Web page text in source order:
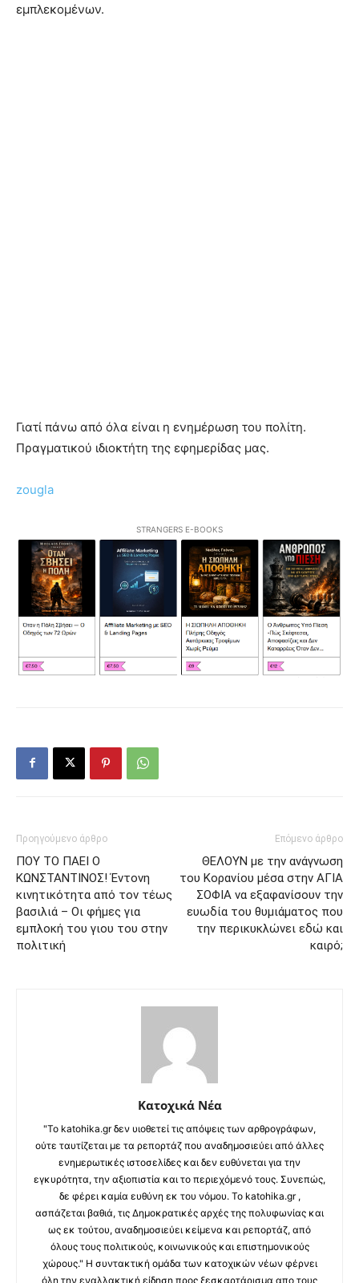
εμπλεκομένων.
Γιατί πάνω από όλα είναι η ενημέρωση του πολίτη.
Πραγματικού ιδιοκτήτη της εφημερίδας μας.
zougla
STRANGERS E-BOOKS
Προηγούμενο άρθρο
ΠΟΥ ΤΟ ΠΑΕΙ Ο
ΚΩΝΣΤΑΝΤΙΝΟΣ! Έντονη
κινητικότητα από τον τέως
βασιλιά – Οι φήμες για
εμπλοκή του γιου του στην
πολιτική
Επόμενο άρθρο
ΘΕΛΟΥΝ με την ανάγνωση
του Κορανίου μέσα στην ΑΓΙΑ
ΣΟΦΙΑ να εξαφανίσουν την
ευωδία του θυμιάματος που
την περικυκλώνει εδώ και
καιρό;
Κατοχικά Νέα
"Το katohika.gr δεν υιοθετεί τις απόψεις των αρθρογράφων,
ούτε ταυτίζεται με τα ρεπορτάζ που αναδημοσιεύει από άλλες
ενημερωτικές ιστοσελίδες και δεν ευθύνεται για την
εγκυρότητα, την αξιοπιστία και το περιεχόμενό τους. Συνεπώς,
δε φέρει καμία ευθύνη εκ του νόμου. Το katohika.gr ,
ασπάζεται βαθιά, τις Δημοκρατικές αρχές της πολυφωνίας και
ως εκ τούτου, αναδημοσιεύει κείμενα και ρεπορτάζ, από
όλους τους πολιτικούς, κοινωνικούς και επιστημονικούς
χώρους." Η συντακτική ομάδα των κατοχικών νέων φέρνει
όλη την εναλλακτική είδηση προς ξεσκαρτάρισμα απο τους